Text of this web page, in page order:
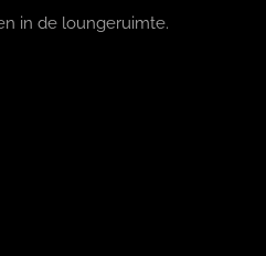
in de loungeruimte.